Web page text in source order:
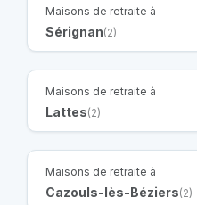
Maisons de retraite à
Sérignan(2)
Maisons de retraite à
Lattes(2)
Maisons de retraite à
Cazouls-lès-Béziers(2)